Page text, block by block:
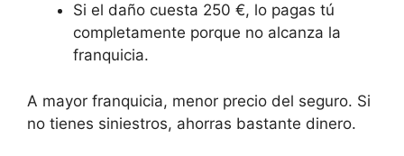
Si el daño cuesta 250 €, lo pagas tú
completamente porque no alcanza la
franquicia.
A mayor franquicia, menor precio del seguro. Si
no tienes siniestros, ahorras bastante dinero.